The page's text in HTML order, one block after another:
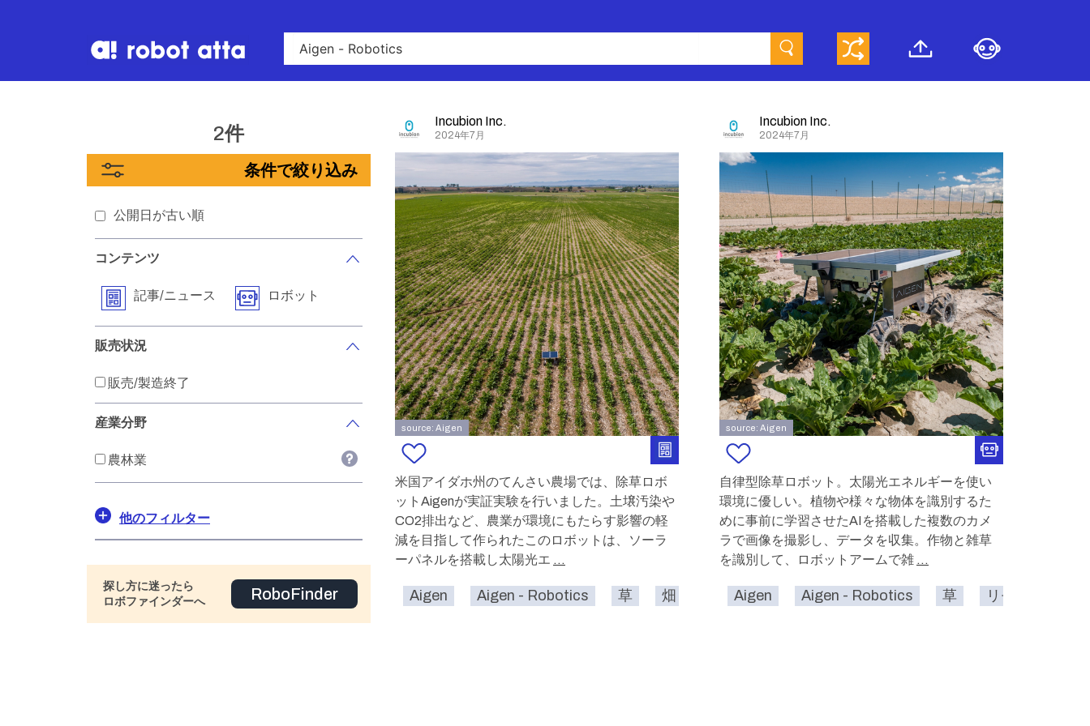
2件
条件で絞り込み
公開日が古い順
コンテンツ
記事/ニュース ロボット
販売状況
販売/製造終了
産業分野
農林業
他のフィルター
探し方に迷ったら
ロボファインダーへ
RoboFinder
Incubion Inc.
2024年7月
source: Aigen
米国アイダホ州のてんさい農場では、除草ロボ
ットAigenが実証実験を行いました。土壌汚染や
CO2排出など、農業が環境にもたらす影響の軽
減を目指して作られたこのロボットは、ソーラ
ーパネルを搭載し太陽光エ ...
Aigen Aigen - Robotics 草 畑 屋外 サステイナブル
Incubion Inc.
2024年7月
source: Aigen
自律型除草ロボット。太陽光エネルギーを使い
環境に優しい。植物や様々な物体を識別するた
めに事前に学習させたAIを搭載した複数のカメ
ラで画像を撮影し、データを収集。作物と雑草
を識別して、ロボットアームで雑 ...
Aigen Aigen - Robotics 草 リモートワーク